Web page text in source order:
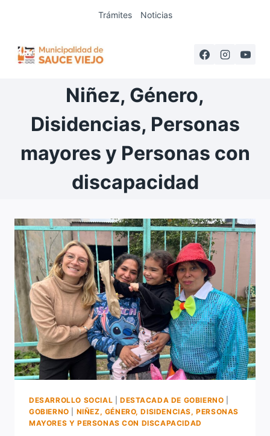
Trámites Noticias
Niñez, Género,
Disidencias, Personas
mayores y Personas con
discapacidad
DESARROLLO SOCIAL DESTACADA DE GOBIERNO
GOBIERNO
NIÑEZ, GÉNERO, DISIDENCIAS, PERSONAS
MAYORES Y PERSONAS CON DISCAPACIDAD